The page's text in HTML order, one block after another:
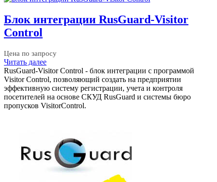
Блок интеграции RusGuard-Visitor
Control
Цена по запросу
Читать далее
RusGuard-Visitor Control - блок интеграции с программой
Visitor Control, позволяющий создать на предприятии
эффективную систему регистрации, учета и контроля
посетителей на основе СКУД RusGuard и системы бюро
пропусков VisitorControl.